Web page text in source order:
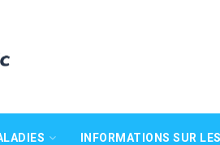
INFORMATIONS SUR